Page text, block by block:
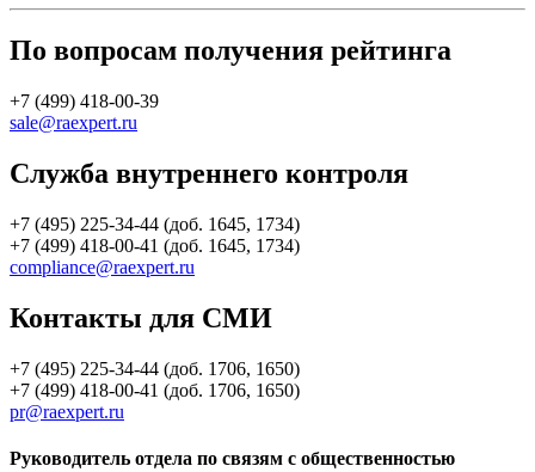
По вопросам получения рейтинга
+7 (499) 418-00-39
sale@raexpert.ru
Служба внутреннего контроля
+7 (495) 225-34-44 (доб. 1645, 1734)
+7 (499) 418-00-41 (доб. 1645, 1734)
compliance@raexpert.ru
Контакты для СМИ
+7 (495) 225-34-44 (доб. 1706, 1650)
+7 (499) 418-00-41 (доб. 1706, 1650)
pr@raexpert.ru
Руководитель отдела по связям с общественностью